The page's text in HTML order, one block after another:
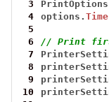
3
PrintOptions
4
options.
5
6
// Print
7
8
9
10